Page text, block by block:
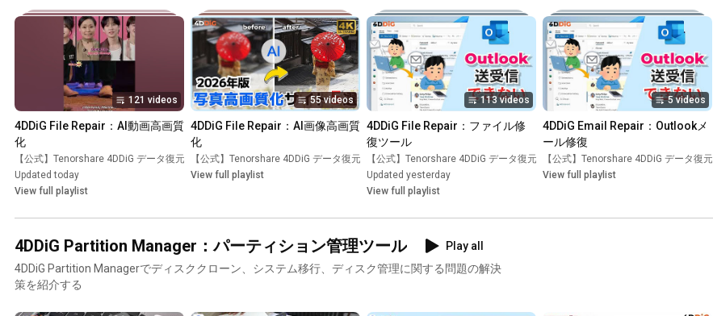
動画、音楽、Word、PPT、PDF、Excelなどのドキュメントを含
むさまざまな種類のファイルを復元できます。
4DDiG Duplicate File Deleter：Windows & Macで重複ファイルを
削除してパソコンのパフォーマンスを向上させます。
4DDiG File Repair：破損した写真と動画を修復します。
4DDiG Windows Boot Genius：ブルー/ブラックスクリーン、シ
ステムクラッシュなどのWindowsの問題を数分で自動修復しま
す。
4DDiG Partition Manager：ワンクリックでWindows OSを移行
します。
4DDiG Mac Boot Genius：MacのSMC/NVRAMを簡単にリセット
します。
#4ddig使い方
121 videos
4DDiG File Repair：AI動画高画質
化
【公式】Tenorshare 4DDiG データ復元
Playlist
Updated today
View full playlist
55 videos
4DDiG File Repair：AI画像高画質
化
【公式】Tenorshare 4DDiG データ復元
Playlist
View full playlist
113 videos
4DDiG File Repair：ファイル修
復ツール
【公式】Tenorshare 4DDiG データ復元
Playlist
Updated yesterday
View full playlist
5 videos
4DDiG Email Repair：Outlookメ
ール修復
【公式】Tenorshare 4DDiG データ復元
View full playlist
4DDiG Partition Manager：パーティション管理ツール
Play all
4DDiG Partition Managerでディスククローン、システム移行、ディスク管理に関する問題の解決
策を紹介する